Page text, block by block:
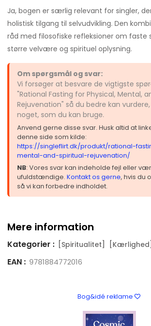
Ja, bogen er særlig relevant for singler,
holistisk tilgang til selvudvikling. Den
råd med filosofiske refleksioner om faste
større velvære og spirituel oplysning.
Om spørgsmål og svar:
Vi forsøger at besvare de vigtigste
"Rational Fasting for Physical, Mental,
Rejuvenation" så du bedre kan
noget, som du kan bruge.
Anvend gerne disse svar. Husk altid at
denne side som kilde:
https://singleflirt.dk/produkt/rational-
mental-and-spiritual-rejuvenation/
NB: Vores svar kan indeholde fejl eller
ufuldstændige. Kontakt os gerne, hvis du
så vi kan forbedre indholdet.
Mere information
Kategorier : [Spiritualitet] [Kærlighed]
EAN : 9781884772016
Bog&idé reklame